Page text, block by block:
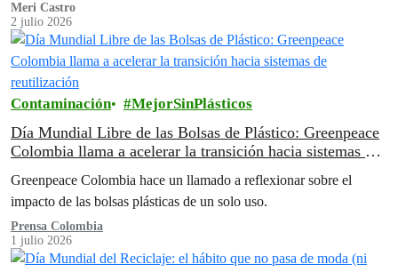
Meri Castro
2 julio 2026
Contaminación MejorSinPlásticos
Día Mundial Libre de las Bolsas de Plástico: Greenpeace
Colombia llama a acelerar la transición hacia sistemas de
Greenpeace Colombia hace un llamado a reflexionar sobre el
impacto de las bolsas plásticas de un solo uso.
Prensa Colombia
1 julio 2026